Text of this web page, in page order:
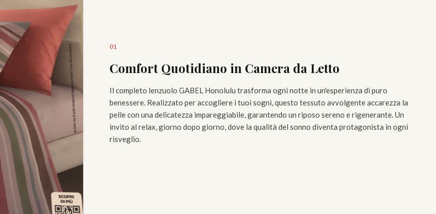
01
Comfort Quotidiano in Camera da Letto
Il completo lenzuolo GABEL Honolulu trasforma ogni notte in un'esperienza di puro
benessere. Realizzato per accogliere i tuoi sogni, questo tessuto avvolgente accarezza la
pelle con una delicatezza impareggiabile, garantendo un riposo sereno e rigenerante. Un
invito al relax, giorno dopo giorno, dove la qualità del sonno diventa protagonista in ogni
risveglio.